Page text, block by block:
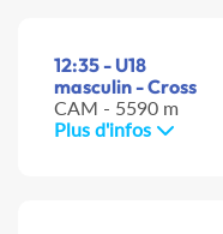
12:35 - U18
masculin - Cross
CAM - 5590 m
Plus d'infos